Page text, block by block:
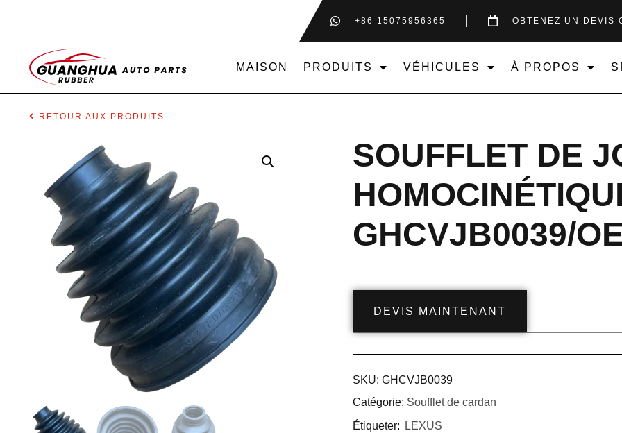
+86 15075956365 OBTENEZ UN DEVIS
MAISON PRODUITS VÉHICULES À PROPOS
RETOUR AUX PRODUITS
SOUFFLET DE
GHCVJB0039/
DEVIS MAINTENANT
SKU:GHCVJB0039
Catégorie: Soufflet de cardan
Étiqueter: LEXUS